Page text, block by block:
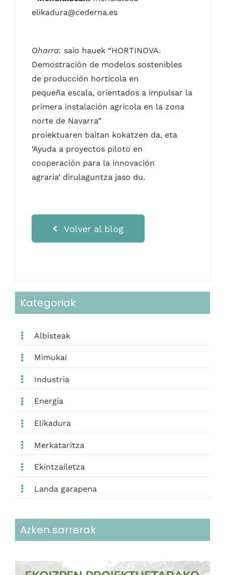
elikadura@cederna.es
Oharra: saio hauek “HORTINOVA.
Demostración de modelos sostenibles
de producción hortícola en
pequeña escala, orientados a impulsar la
primera instalación agrícola en la zona
norte de Navarra”
proiektuaren baitan kokatzen da, eta
‘Ayuda a proyectos piloto en
cooperación para la innovación
agraria’ dirulaguntza jaso du.
Volver al blog
Kategoriak
Albisteak
Mimukai
Industria
Energía
Elikadura
Merkataritza
Ekintzailetza
Landa garapena
Azken sarrerak